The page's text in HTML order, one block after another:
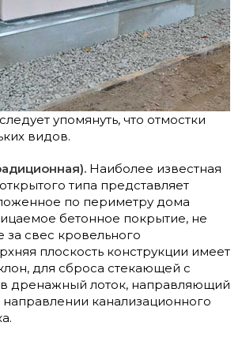
упомянуть, что отмостки
видов.
Наиболее известная
типа представляет
по периметру дома
бетонное покрытие, не
свес кровельного
плоскость конструкции имеет
для сброса стекающей с
дренажный лоток, направляющий
канализационного